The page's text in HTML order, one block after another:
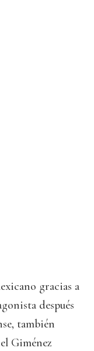
gracias a
después
también
Giménez